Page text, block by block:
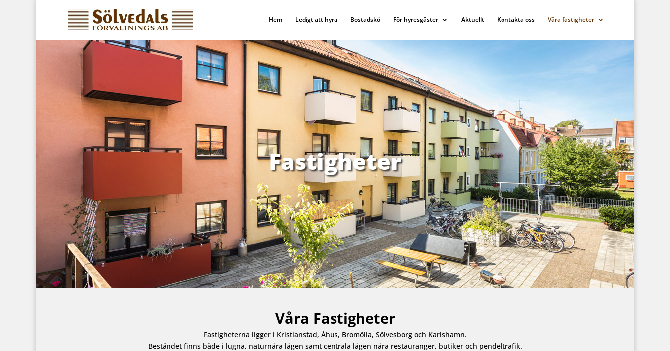
Hem Ledigt att hyra Bostadskö För hyresgäster Aktuellt Kontakta oss Våra fastigheter
Fastigheter
Våra Fastigheter
Fastigheterna ligger i Kristianstad, Åhus, Bromölla, Sölvesborg och Karlshamn.
Beståndet finns både i lugna, naturnära lägen samt centrala lägen nära restauranger, butiker och pendeltrafik.